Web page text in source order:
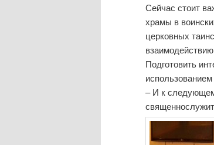
Сейчас стоит
храмы в
церковных
Подготовить
– И к